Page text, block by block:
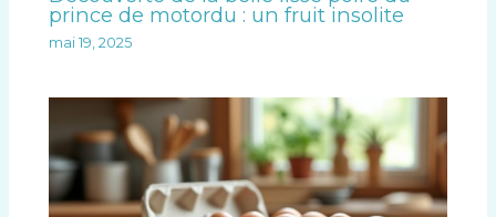
prince de motordu : un fruit insolite
mai 19, 2025